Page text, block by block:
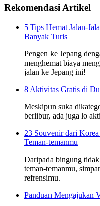
Rekomendasi Artikel
5 Tips Hemat Jalan-
Banyak Turis
Pengen ke Jepang
menghemat biaya
jalan ke Jepang ini!
8 Aktivitas Gratis di
Meskipun suka
berlibur, ada juga lo
23 Souvenir dari
Teman-temanmu
Daripada bingung
teman-temanmu,
refrensimu.
Panduan Mengajukan